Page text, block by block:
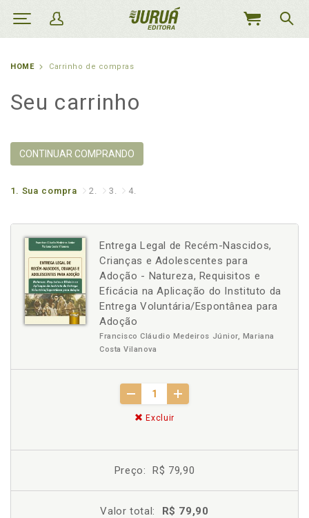
MEU
HOME Carrinho de compras
Seu carrinho
CONTINUAR COMPRANDO
1. Sua compra 2. 3. 4.
Entrega Legal de Recém-Nascidos,
Crianças e Adolescentes para
Adoção - Natureza, Requisitos e
Eficácia na Aplicação do Instituto da
Entrega Voluntária/Espontânea para
Adoção
Francisco Cláudio Medeiros Júnior, Mariana
Costa Vilanova
Excluir
Preço: R$ 79,90
Valor total: R$ 79,90